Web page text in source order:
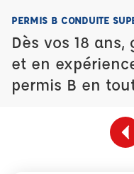
PERMIS B CONDUITE
Dès vos 18
et en
permis B en